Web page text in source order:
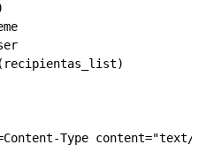
Type content="text/